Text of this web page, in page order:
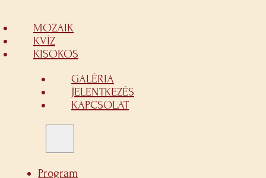
MOZAIK
KVÍZ
KISOKOS
GALÉRIA
JELENTKEZÉS
KAPCSOLAT
Program